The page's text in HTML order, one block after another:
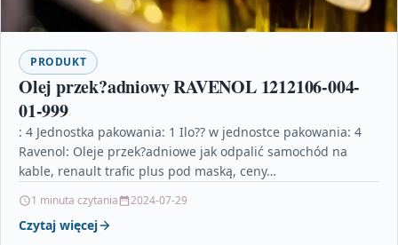
PRODUKT
Olej przek?adniowy RAVENOL 1212106-004-
01-999
: 4 Jednostka pakowania: 1 Ilo?? w jednostce pakowania: 4
Ravenol: Oleje przek?adniowe jak odpalić samochód na
kable, renault trafic plus pod maską, ceny…
1 minuta czytania 2024-07-29
Czytaj więcej